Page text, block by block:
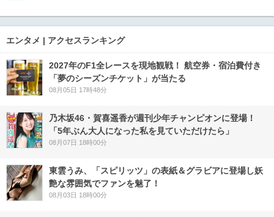
エンタメ | アクセスランキング
2027年のF1全レースを現地観戦！ 航空券・宿泊費付き
「夢のシーズンチケット」が当たる
08月05日 17時48分
乃木坂46・賀喜遥香が週刊少年チャンピオンに登場！
「5年ぶん大人になった私を見ていただけたら」
08月07日 18時00分
東雲うみ、「スピリッツ」の表紙＆グラビアに登場し妖
艶な雰囲気でファンを魅了！
08月03日 18時00分